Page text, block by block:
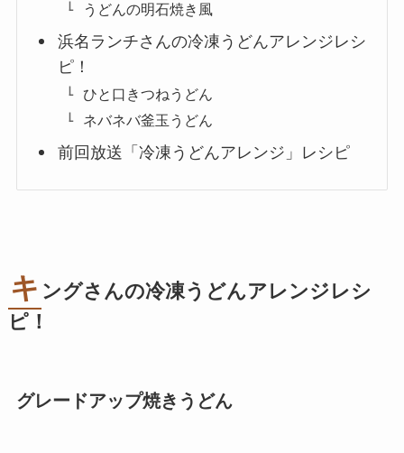
うどんの明石焼き風
浜名ランチさんの冷凍うどんアレンジレシ
ピ！
ひと口きつねうどん
ネバネバ釜玉うどん
前回放送「冷凍うどんアレンジ」レシピ
キ ングさんの冷凍うどんアレンジレシ
ピ！
グレードアップ焼きうどん